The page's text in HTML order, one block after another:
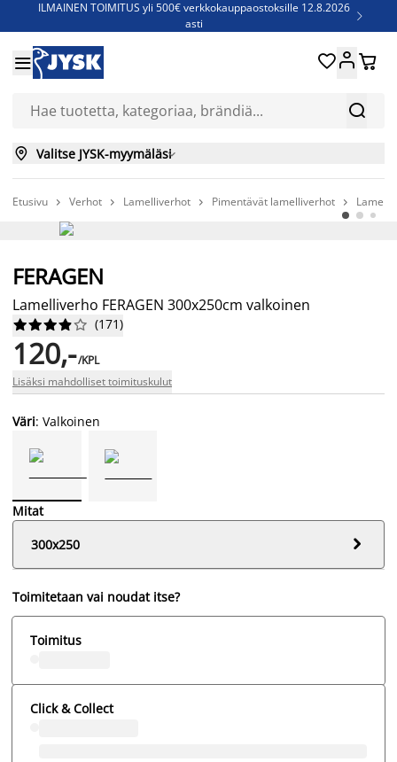
ILMAINEN TOIMITUS yli 500€ verkkokauppaostoksille 12.8.2026
asti

Jenkkisänkyjä - Säästä jopa 60%


 
 Valitse JYSK-myymäläsi
Etusivu  Verhot  Lamelliverhot  Pimentävät lamelliverhot 
FERAGEN
Lamelliverho FERAGEN 300x250cm valkoinen





 (171)
120,-/KPL
Lisäksi mahdolliset toimituskulut
Väri: Valkoinen
Mitat
300x250

Toimitetaan vai noudat itse?
Toimitus
Click & Collect